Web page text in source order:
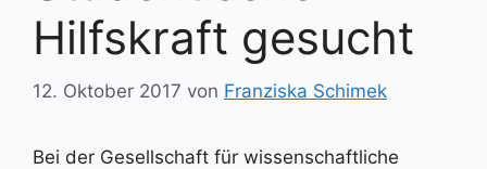
Hilfskraft gesucht
12. Oktober 2017 von Franziska Schimek
Bei der Gesellschaft für wissenschaftliche